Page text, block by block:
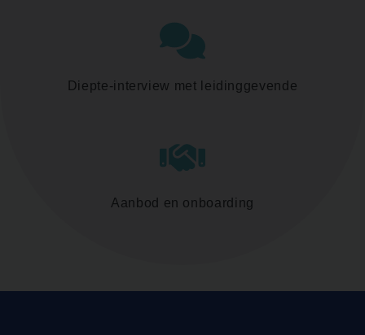
Diepte-interview met leidinggevende
Aanbod en onboarding